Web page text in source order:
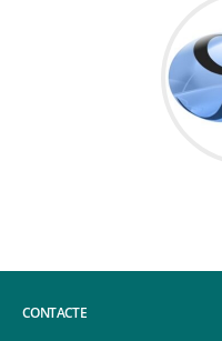
CONTACTE